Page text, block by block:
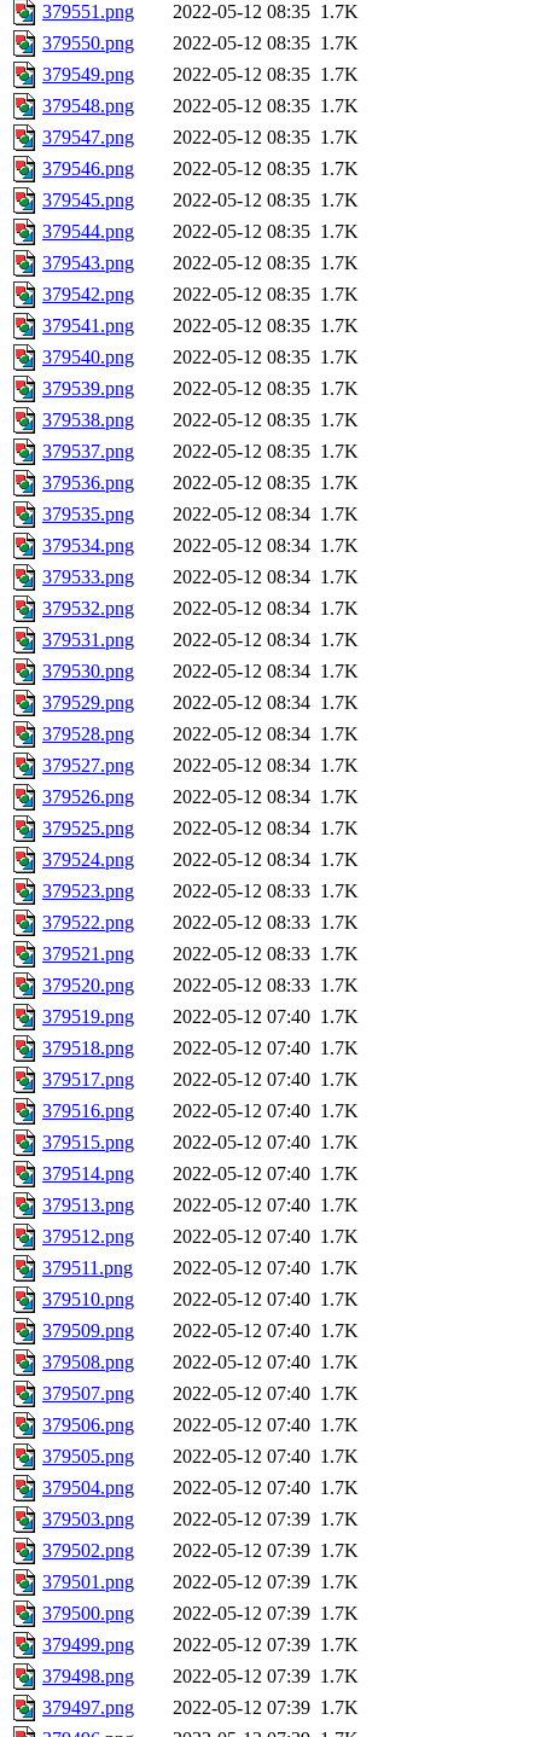
379551.png
2022-05-12 08:35 1.7K
379550.png
2022-05-12 08:35 1.7K
379549.png
2022-05-12 08:35 1.7K
379548.png
2022-05-12 08:35 1.7K
379547.png
2022-05-12 08:35 1.7K
379546.png
2022-05-12 08:35 1.7K
379545.png
2022-05-12 08:35 1.7K
379544.png
2022-05-12 08:35 1.7K
379543.png
2022-05-12 08:35 1.7K
379542.png
2022-05-12 08:35 1.7K
379541.png
2022-05-12 08:35 1.7K
379540.png
2022-05-12 08:35 1.7K
379539.png
2022-05-12 08:35 1.7K
379538.png
2022-05-12 08:35 1.7K
379537.png
2022-05-12 08:35 1.7K
379536.png
2022-05-12 08:35 1.7K
379535.png
2022-05-12 08:34 1.7K
379534.png
2022-05-12 08:34 1.7K
379533.png
2022-05-12 08:34 1.7K
379532.png
2022-05-12 08:34 1.7K
379531.png
2022-05-12 08:34 1.7K
379530.png
2022-05-12 08:34 1.7K
379529.png
2022-05-12 08:34 1.7K
379528.png
2022-05-12 08:34 1.7K
379527.png
2022-05-12 08:34 1.7K
379526.png
2022-05-12 08:34 1.7K
379525.png
2022-05-12 08:34 1.7K
379524.png
2022-05-12 08:34 1.7K
379523.png
2022-05-12 08:33 1.7K
379522.png
2022-05-12 08:33 1.7K
379521.png
2022-05-12 08:33 1.7K
379520.png
2022-05-12 08:33 1.7K
379519.png
2022-05-12 07:40 1.7K
379518.png
2022-05-12 07:40 1.7K
379517.png
2022-05-12 07:40 1.7K
379516.png
2022-05-12 07:40 1.7K
379515.png
2022-05-12 07:40 1.7K
379514.png
2022-05-12 07:40 1.7K
379513.png
2022-05-12 07:40 1.7K
379512.png
2022-05-12 07:40 1.7K
379511.png
2022-05-12 07:40 1.7K
379510.png
2022-05-12 07:40 1.7K
379509.png
2022-05-12 07:40 1.7K
379508.png
2022-05-12 07:40 1.7K
379507.png
2022-05-12 07:40 1.7K
379506.png
2022-05-12 07:40 1.7K
379505.png
2022-05-12 07:40 1.7K
379504.png
2022-05-12 07:40 1.7K
379503.png
2022-05-12 07:39 1.7K
379502.png
2022-05-12 07:39 1.7K
379501.png
2022-05-12 07:39 1.7K
379500.png
2022-05-12 07:39 1.7K
379499.png
2022-05-12 07:39 1.7K
379498.png
2022-05-12 07:39 1.7K
379497.png
2022-05-12 07:39 1.7K